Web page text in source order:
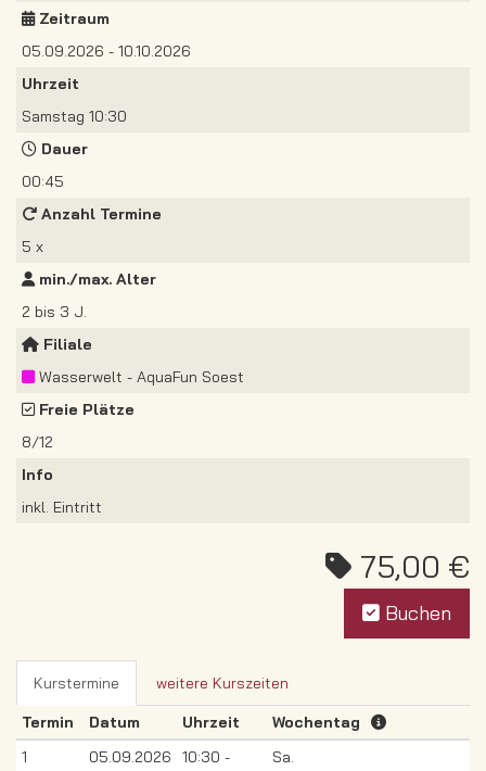
Zeitraum
05.09.2026 - 10.10.2026
Uhrzeit
Samstag 10:30
Dauer
00:45
Anzahl Termine
5 x
min./max. Alter
2 bis 3 J.
Filiale
Wasserwelt - AquaFun Soest
Freie Plätze
8/12
Info
inkl. Eintritt
75,00 €
Buchen
Kurstermine
weitere Kurszeiten
Termin
Datum Uhrzeit
Wochentag
1
05.09.2026
10:30 -
Sa.